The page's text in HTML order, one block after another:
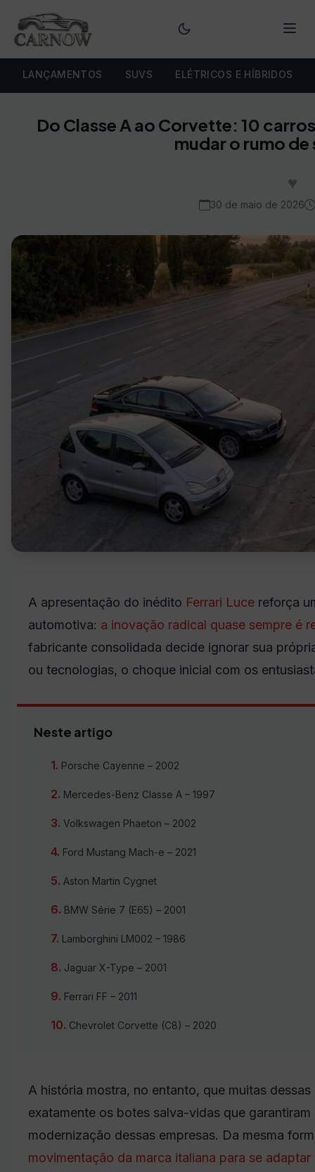
LANÇAMENTOS SUVS ELÉTRICOS E HÍBRIDOS
Do Classe A ao Corvette: 10
mudar o rumo de
♥
30 de maio de 2026
A apresentação do inédito Ferrari Luce reforça
automotiva: a inovação radical quase sempre é
fabricante consolidada decide ignorar sua
ou tecnologias, o choque inicial com os
Neste artigo
Porsche Cayenne – 2002
Mercedes-Benz Classe A – 1997
Volkswagen Phaeton – 2002
Ford Mustang Mach-e – 2021
Aston Martin Cygnet
BMW Série 7 (E65) – 2001
Lamborghini LM002 – 1986
Jaguar X-Type – 2001
Ferrari FF – 2011
Chevrolet Corvette (C8) – 2020
A história mostra, no entanto, que muitas
exatamente os botes salva-vidas que
modernização dessas empresas. Da mesma
movimentação da marca italiana para se adaptar